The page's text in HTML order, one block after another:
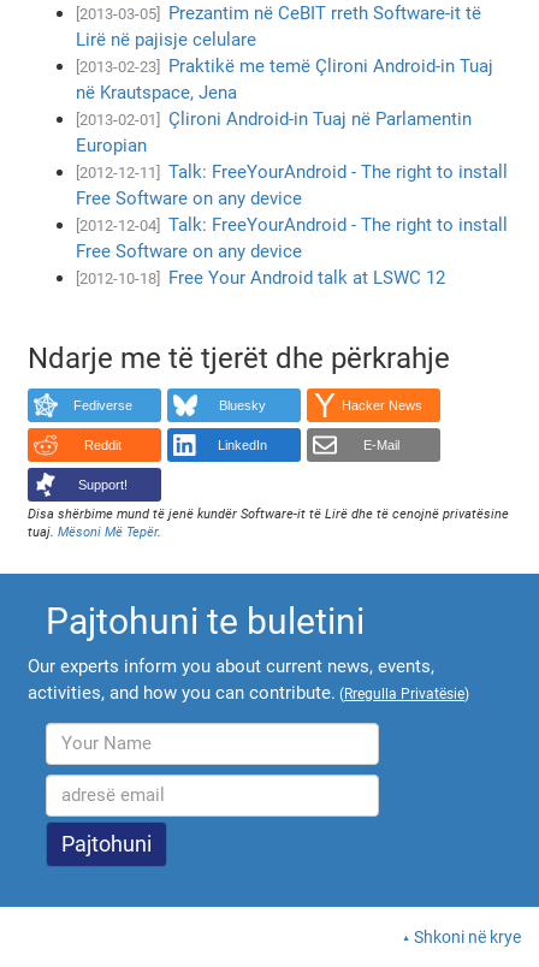
[2013-03-05]
Prezantim në CeBIT rreth Software-it të
Lirë në pajisje celulare
[2013-02-23]
Praktikë me temë Çlironi Android-in Tuaj
në Krautspace, Jena
[2013-02-01]
Çlironi Android-in Tuaj në Parlamentin
Europian
[2012-12-11]
Talk: FreeYourAndroid - The right to install
Free Software on any device
[2012-12-04]
Talk: FreeYourAndroid - The right to install
Free Software on any device
[2012-10-18] Free Your Android talk at LSWC 12
Ndarje me të tjerët dhe përkrahje
Fediverse Bluesky Hacker News
Reddit LinkedIn E-Mail
Support!
Disa shërbime mund të jenë kundër Software-it të Lirë dhe të cenojnë privatësine
tuaj.Mësoni Më Tepër.
Pajtohuni te buletini
Our experts inform you about current news, events,
activities, and how you can contribute. (Rregulla Privatësie)
Shkoni në krye